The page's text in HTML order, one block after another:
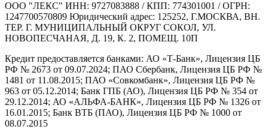
ООО "ЛЕКС" ИНН: 9727083888 / КПП: 774301001 / ОГРН:
1247700570809 Юридический адрес: 125252, Г.МОСКВА, ВН.
ТЕР. Г. МУНИЦИПАЛЬНЫЙ ОКРУГ СОКОЛ, УЛ.
НОВОПЕСЧАНАЯ, Д. 19, К. 2, ПОМЕЩ. 10П
Кредит предоставляется банками: АО «Т-Банк», Лицензия ЦБ
РФ № 2673 от 09.07.2024; ПАО Сбербанк, Лицензия ЦБ РФ №
1481 от 11.08.2015; ПАО «Совкомбанк», Лицензия ЦБ РФ №
963 от 05.12.2014; Банк ГПБ (АО), Лицензия ЦБ РФ № 354 от
29.12.2014; АО «АЛЬФА-БАНК», Лицензия ЦБ РФ № 1326 от
16.01.2015; Банк ВТБ (ПАО), Лицензия ЦБ РФ № 1000 от
08.07.2015